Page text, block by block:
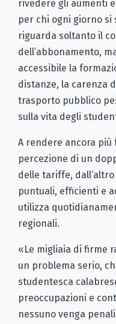
rivedere gli aumenti
per chi ogni giorno
riguarda soltanto il
dell’abbonamento,
accessibile la
distanze, la carenza
trasporto pubblico
sulla vita degli
A rendere ancora
percezione di un
delle tariffe,
puntuali, efficienti e
utilizza
regionali.
«Le migliaia di firme
un problema serio,
studentesca
preoccupazioni e
nessuno venga